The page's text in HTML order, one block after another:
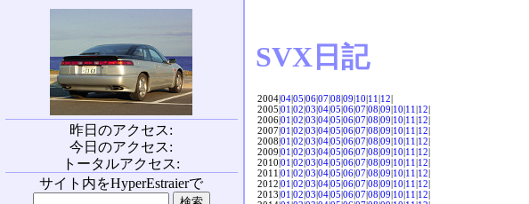
SVX日記
2004|04|05|06|07|08|09|10|11|12|
2005|01|02|03|04|05|06|07|08|09|10|11|12|
2006|01|02|03|04|05|06|07|08|09|10|11|12|
2007|01|02|03|04|05|06|07|08|09|10|11|12|
2008|01|02|03|04|05|06|07|08|09|10|11|12|
2009|01|02|03|04|05|06|07|08|09|10|11|12|
2010|01|02|03|04|05|06|07|08|09|10|11|12|
2011|01|02|03|04|05|06|07|08|09|10|11|12|
2012|01|02|03|04|05|06|07|08|09|10|11|12|
2013|01|02|03|04|05|06|07|08|09|10|11|12|
昨日のアクセス:
今日のアクセス:
トータルアクセス:
サイト内をHyperEstraierで